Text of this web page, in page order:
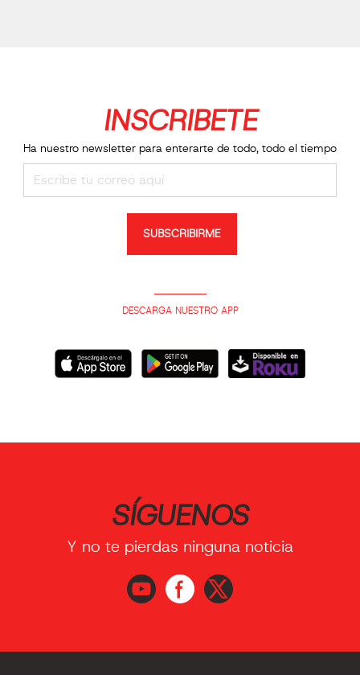
INSCRIBETE
Ha nuestro newsletter para enterarte de todo, todo el tiempo
SUBSCRIBIRME
DESCARGA NUESTRO APP
SÍGUENOS
Y no te pierdas ninguna noticia